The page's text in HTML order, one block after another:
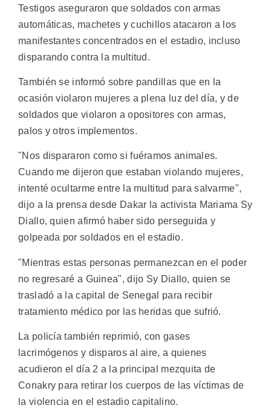
Testigos aseguraron que soldados con armas
automáticas, machetes y cuchillos atacaron a los
manifestantes concentrados en el estadio, incluso
disparando contra la multitud.
También se informó sobre pandillas que en la
ocasión violaron mujeres a plena luz del día, y de
soldados que violaron a opositores con armas,
palos y otros implementos.
"Nos dispararon como si fuéramos animales.
Cuando me dijeron que estaban violando mujeres,
intenté ocultarme entre la multitud para salvarme",
dijo a la prensa desde Dakar la activista Mariama Sy
Diallo, quien afirmó haber sido perseguida y
golpeada por soldados en el estadio.
"Mientras estas personas permanezcan en el poder
no regresaré a Guinea", dijo Sy Diallo, quien se
trasladó a la capital de Senegal para recibir
tratamiento médico por las heridas que sufrió.
La policía también reprimió, con gases
lacrimógenos y disparos al aire, a quienes
acudieron el día 2 a la principal mezquita de
Conakry para retirar los cuerpos de las víctimas de
la violencia en el estadio capitalino.